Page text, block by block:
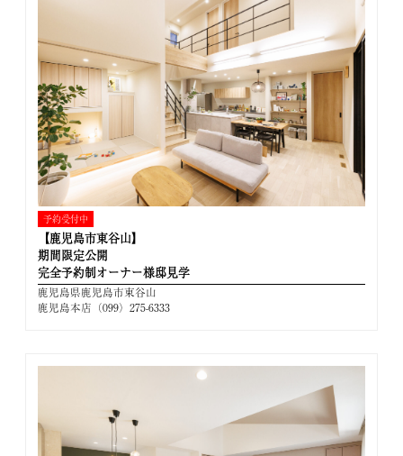
予約受付中
【鹿児島市東谷山】
期間限定公開
完全予約制オーナー様邸見学
鹿児島県鹿児島市東谷山
鹿児島本店（099）275-6333